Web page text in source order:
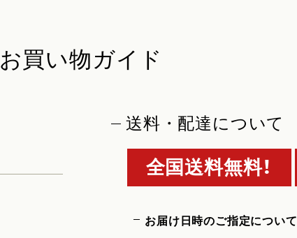
お買い物ガイド
送料・配達について
全国送料無料！
お届け日時のご指定について